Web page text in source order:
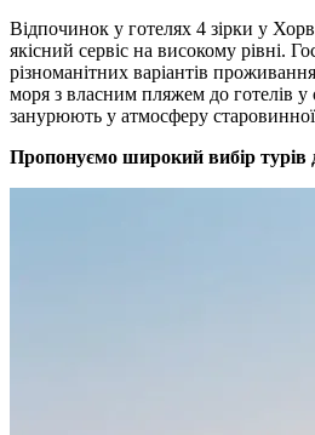
Відпочинок у готелях 4 зірки у
якісний сервіс на високому рівні.
різноманітних варіантів
моря з власним пляжем до готелів
занурюють у атмосферу старовинної
Пропонуємо широкий вибір турів